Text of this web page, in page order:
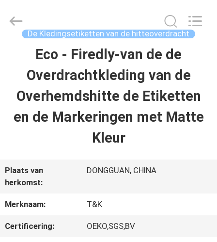
THUIS
PRODUCTEN
OVER
FABRIEKSREIS
Accessories
Co.,Ltd.
De Kledingsetiketten van de hitteoverdracht
Eco - Firedly-van de de
Overdrachtkleding van de
Overhemdshitte de Etiketten
en de Markeringen met Matte
Kleur
Plaats van
herkomst:
DONGGUAN, CHINA
Merknaam: T&K
Certificering: OEKO,SGS,BV